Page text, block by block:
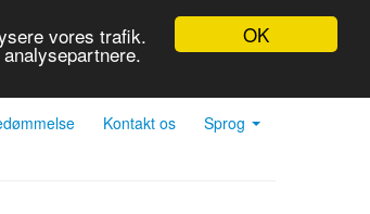
OK
vores trafik.
Kontakt os Sprog